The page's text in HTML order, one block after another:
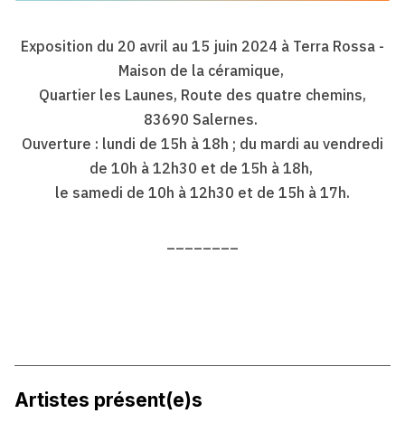
Exposition du 20 avril au 15 juin 2024 à Terra Rossa -
Maison de la céramique,
Quartier les Launes, Route des quatre chemins,
83690 Salernes.
Ouverture : lundi de 15h à 18h ; du mardi au vendredi
de 10h à 12h30 et de 15h à 18h,
le samedi de 10h à 12h30 et de 15h à 17h.
Artistes présent(e)s